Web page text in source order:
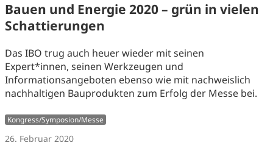
Bauen und Energie 2020 – grün in vielen
Schattierungen
Das IBO trug auch heuer wieder mit seinen
Expert*innen, seinen Werkzeugen und
Informationsangeboten ebenso wie mit nachweislich
nachhaltigen Bauprodukten zum Erfolg der Messe bei.
Kongress/Symposion/Messe
26. Februar 2020